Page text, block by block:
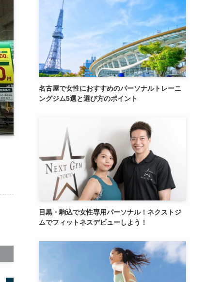
名古屋で女性におすすめのパーソナルトレーニ
ングジム5選と選び方のポイント
目黒・駒込で女性専用パーソナル！ネクストジ
ムでフィットネスデビューしよう！